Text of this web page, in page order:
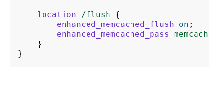
location /flush
{
enhanced_memcached_flush
on ;
enhanced_memcached_pass
}
}